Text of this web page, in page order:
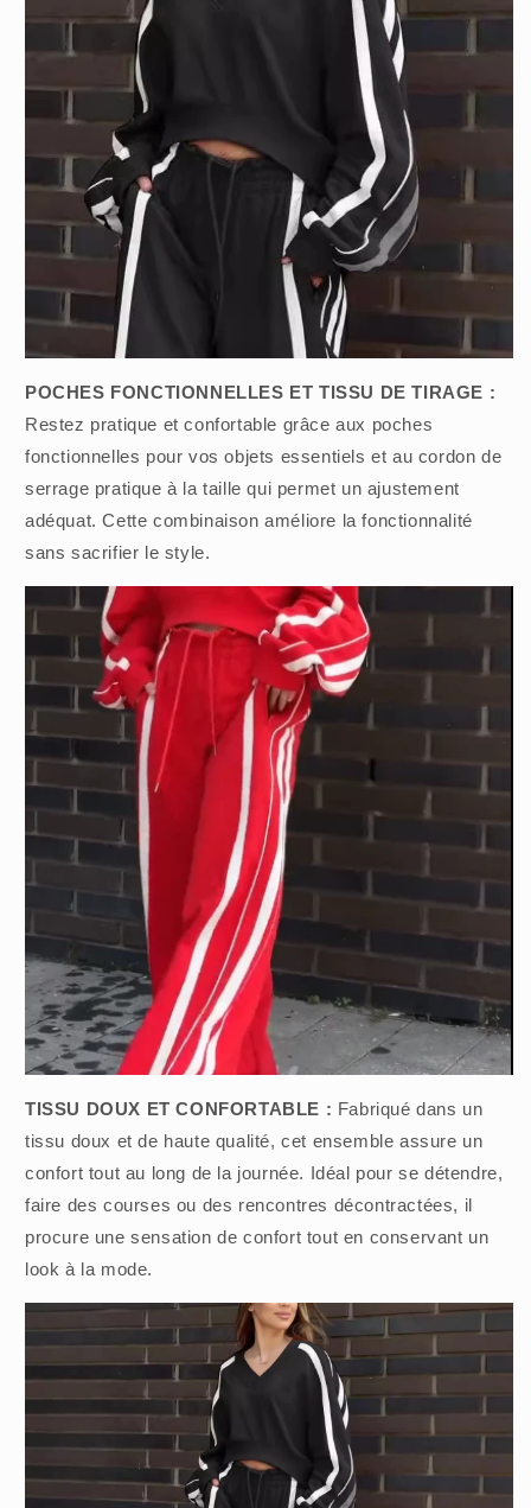
POCHES FONCTIONNELLES ET TISSU DE TIRAGE :
Restez pratique et confortable grâce aux poches
fonctionnelles pour vos objets essentiels et au cordon de
serrage pratique à la taille qui permet un ajustement
adéquat. Cette combinaison améliore la fonctionnalité
sans sacrifier le style.
TISSU DOUX ET CONFORTABLE : Fabriqué dans un
tissu doux et de haute qualité, cet ensemble assure un
confort tout au long de la journée. Idéal pour se détendre,
faire des courses ou des rencontres décontractées, il
procure une sensation de confort tout en conservant un
look à la mode.